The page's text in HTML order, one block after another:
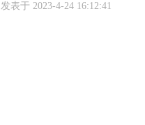
发表于 2023-4-24 16:12:41